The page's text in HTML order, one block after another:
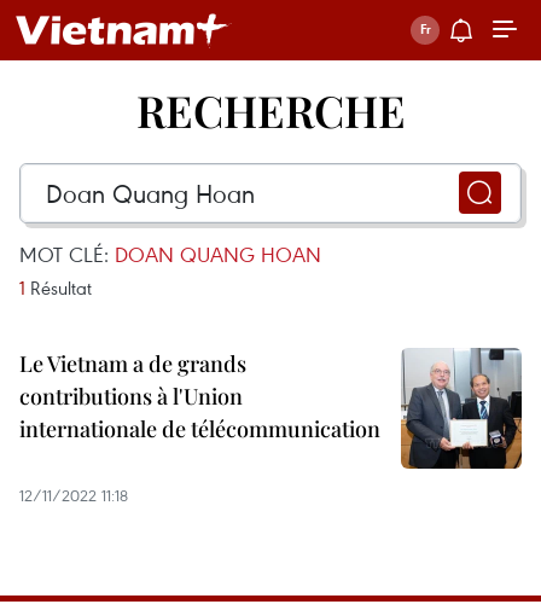
RECHERCHE
MOT CLÉ: DOAN QUANG HOAN
1 Résultat
Le Vietnam a de grands
contributions à l'Union
internationale de télécommunication
12/11/2022 11:18